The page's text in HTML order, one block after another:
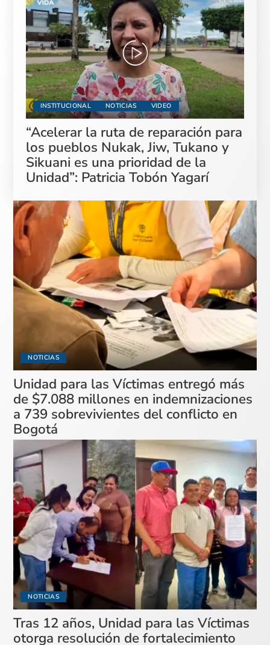
INSTITUCIONAL NOTICIAS VIDEO
“Acelerar la ruta de reparación para
los pueblos Nukak, Jiw, Tukano y
Sikuani es una prioridad de la
Unidad”: Patricia Tobón Yagarí
NOTICIAS
Unidad para las Víctimas entregó más
de $7.088 millones en indemnizaciones
a 739 sobrevivientes del conflicto en
Bogotá
NOTICIAS
Tras 12 años, Unidad para las Víctimas
otorga resolución de fortalecimiento